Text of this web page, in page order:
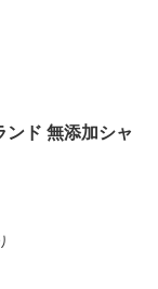
ンド 無添加シャ